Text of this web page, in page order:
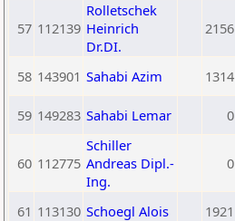
57 112139
Rolletschek
Heinrich
Dr.DI.
2156
58 143901 Sahabi Azim 1314
59 149283 Sahabi Lemar 0
60 112775
Schiller
Andreas Dipl.-
Ing.
0
61 113130 Schoegl Alois 1921